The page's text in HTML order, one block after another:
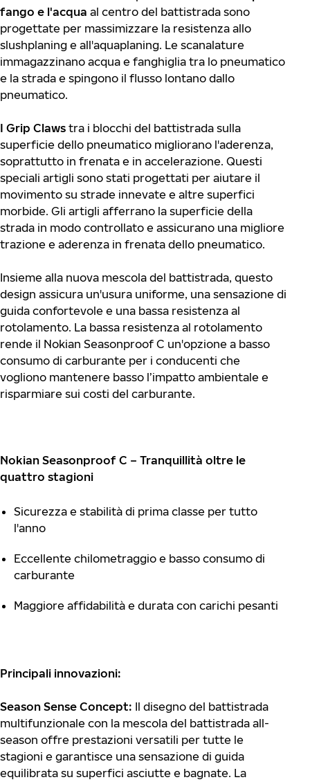
fango e l'acqua al centro del battistrada sono
progettate per massimizzare la resistenza allo
slushplaning e all'aquaplaning. Le scanalature
immagazzinano acqua e fanghiglia tra lo pneumatico
e la strada e spingono il flusso lontano dallo
pneumatico.
I Grip Claws tra i blocchi del battistrada sulla
superficie dello pneumatico migliorano l'aderenza,
soprattutto in frenata e in accelerazione. Questi
speciali artigli sono stati progettati per aiutare il
movimento su strade innevate e altre superfici
morbide. Gli artigli afferrano la superficie della
strada in modo controllato e assicurano una migliore
trazione e aderenza in frenata dello pneumatico.
Insieme alla nuova mescola del battistrada, questo
design assicura un'usura uniforme, una sensazione di
guida confortevole e una bassa resistenza al
rotolamento. La bassa resistenza al rotolamento
rende il Nokian Seasonproof C un'opzione a basso
consumo di carburante per i conducenti che
vogliono mantenere basso l’impatto ambientale e
risparmiare sui costi del carburante.
Nokian Seasonproof C – Tranquillità oltre le
quattro stagioni
Sicurezza e stabilità di prima classe per tutto
l'anno
Eccellente chilometraggio e basso consumo di
carburante
Maggiore affidabilità e durata con carichi pesanti
Principali innovazioni:
Season Sense Concept: Il disegno del battistrada
multifunzionale con la mescola del battistrada all-
season offre prestazioni versatili per tutte le
stagioni e garantisce una sensazione di guida
equilibrata su superfici asciutte e bagnate. La